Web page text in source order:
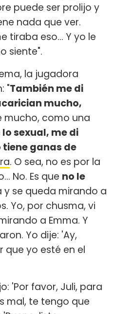
puede ser prolijo y
nada que ver.
tiraba eso... Y yo le
siente".
la jugadora
"También me di
mucho,
mucho, como una
lo sexual, me di
tiene ganas de
. O sea, no es por la
No. Es que no le
y se queda mirando a
Yo, por chusma, vi
a Emma. Y
Yo dije: 'Ay,
que yo esté en el
'Por favor, Juli, para
mal, te tengo que